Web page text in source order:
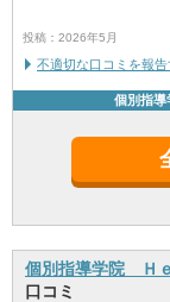
投稿：2026年5月
不適切な口コミを報告
個別指
個別指導学院 Ｈ
口コミ